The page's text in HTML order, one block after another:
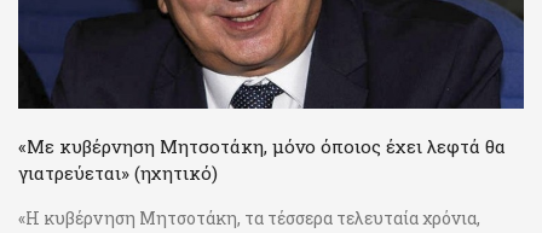
«Με κυβέρνηση Μητσοτάκη, μόνο όποιος έχει λεφτά θα
γιατρεύεται» (ηχητικό)
«Η κυβέρνηση Μητσοτάκη, τα τέσσερα τελευταία χρόνια,